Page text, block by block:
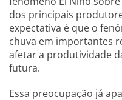
dos principais
expectativa é que o
chuva em importantes
afetar a produtividade
futura.
Essa preocupação já